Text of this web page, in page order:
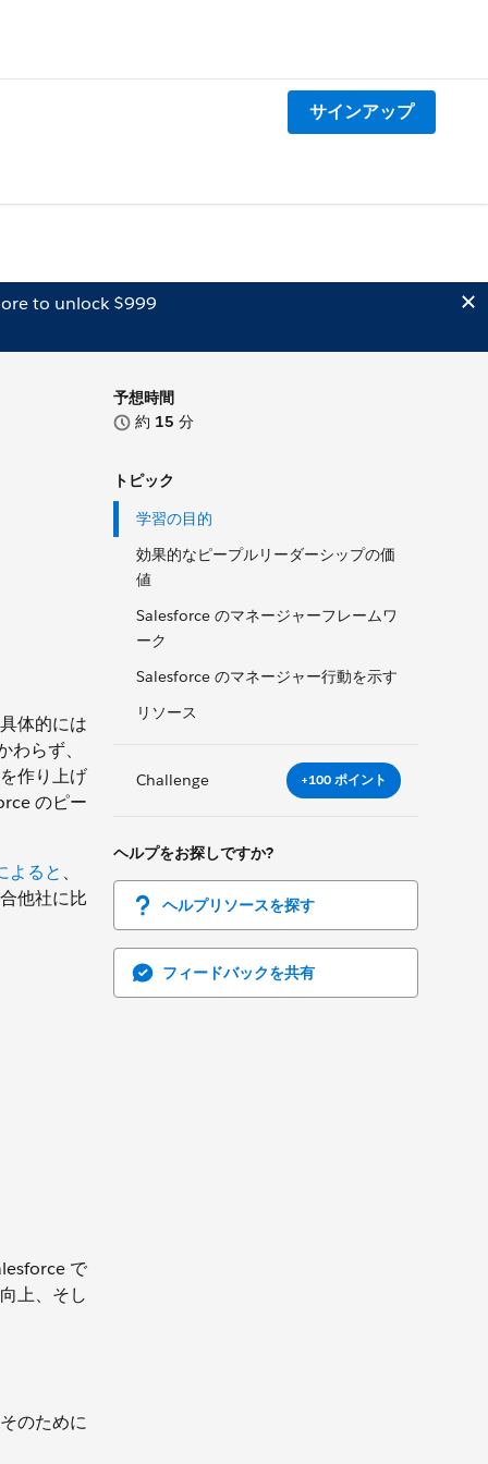
サインアップ
to unlock $999
予想時間
約 15 分
トピック
学習の目的
効果的なピープルリーダーシップの価
値
Salesforce のマネージャーフレームワ
ーク
Salesforce のマネージャー行動を示す
リソース
Challenge +100 ポイント
ヘルプをお探しですか?
ヘルプリソースを探す
フィードバックを共有
体的には
らず、
作り上げ
のピー
よると 、
他社に比
で
上、そし
のために